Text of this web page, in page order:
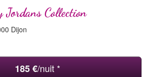
Jordans Collection
Dijon
185 €/nuit *